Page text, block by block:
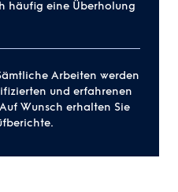
häufig eine Überholung
Arbeiten werden
und erfahrenen
Wunsch erhalten Sie